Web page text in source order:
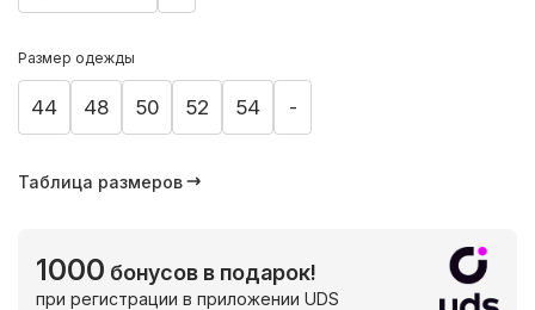
Размер одежды
44 48 50 52 54 -
Таблица размеров
1000 бонусов в подарок!
при регистрации в приложении UDS